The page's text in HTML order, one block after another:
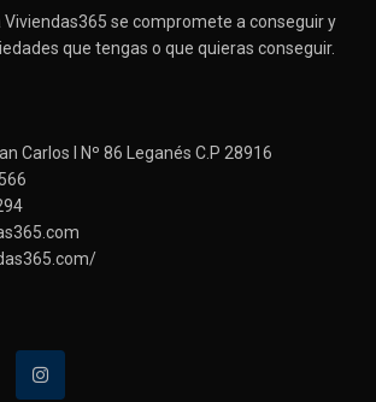
Viviendas365 se compromete a conseguir y
que tengas o que quieras conseguir.
Carlos I Nº 86 Leganés C.P 28916